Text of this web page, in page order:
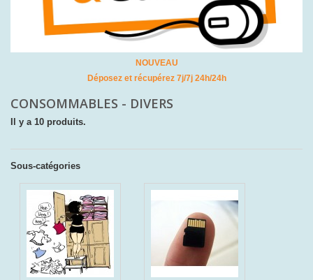
NOUVEAU
Déposez et récupérez 7j/7j 24h/24h
CONSOMMABLES - DIVERS
Il y a 10 produits.
Sous-catégories